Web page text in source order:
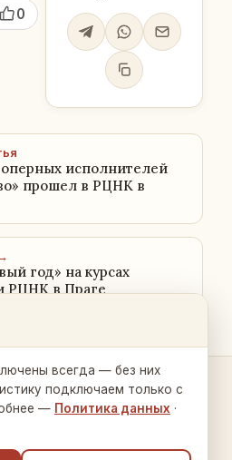
0
исполнителей
прошел в РЦНК в
год» на курсах
РЦНК в Праге
и связь →
всегда — без них
подключаем только с
— Политика данных ·